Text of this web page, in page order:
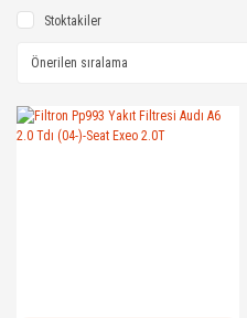
Stoktakiler